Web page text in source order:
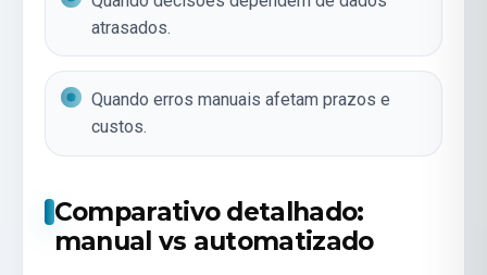
atrasados.
Quando erros manuais afetam prazos e
custos.
Comparativo detalhado:
manual vs automatizado